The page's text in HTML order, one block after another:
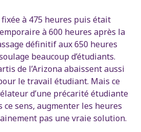
à 475 heures puis était
à 600 heures après la
définitif aux 650 heures
beaucoup d’étudiants.
de l’Arizona abaissent aussi
le travail étudiant. Mais ce
d’une précarité étudiante
ce sens, augmenter les heures
pas une vraie solution.